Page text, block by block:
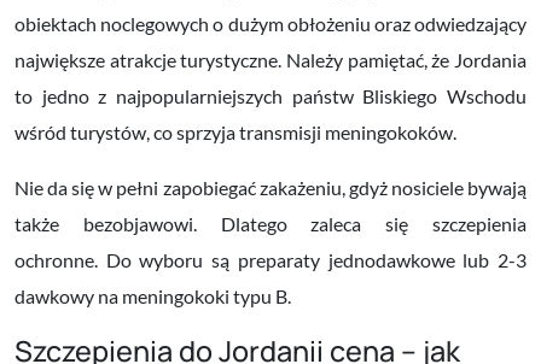
obiektach noclegowych o dużym obłożeniu oraz odwiedzający
największe atrakcje turystyczne. Należy pamiętać, że Jordania
to jedno z najpopularniejszych państw Bliskiego Wschodu
wśród turystów, co sprzyja transmisji meningokoków.
Nie da się w pełni zapobiegać zakażeniu, gdyż nosiciele bywają
także bezobjawowi. Dlatego zaleca się szczepienia
ochronne. Do wyboru są preparaty jednodawkowe lub 2-3
dawkowy na meningokoki typu B.
Szczepienia do Jordanii cena – jak